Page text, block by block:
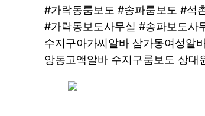
#가락동룸보도 #송파룸보도 #석
#가락동보도사무실 #송파보도사
수지구아가씨알바 삼가동여성알
앙동고액알바 수지구룸보도 상